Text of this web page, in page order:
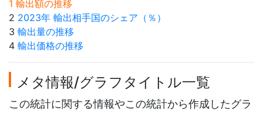
1 輸出額の推移
2 2023年 輸出相手国のシェア（％）
3 輸出量の推移
4 輸出価格の推移
メタ情報/グラフタイトル一覧
この統計に関する情報やこの統計から作成したグラ